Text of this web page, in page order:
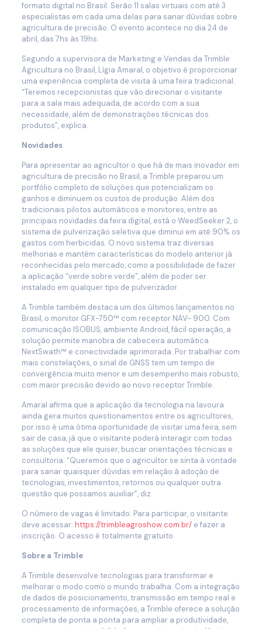
formato digital no Brasil. Serão 11 salas virtuais com até 3
especialistas em cada uma delas para sanar dúvidas sobre
agricultura de precisão. O evento acontece no dia 24 de
abril, das 7hs às 19hs.
Segundo a supervisora de Marketing e Vendas da Trimble
Agricultura no Brasil, Lígia Amaral, o objetivo é proporcionar
uma experiência completa de visita à uma feira tradicional.
“Teremos recepcionistas que vão direcionar o visitante
para a sala mais adequada, de acordo com a sua
necessidade, além de demonstrações técnicas dos
produtos”, explica.
Novidades
Para apresentar ao agricultor o que há de mais inovador em
agricultura de precisão no Brasil, a Trimble preparou um
portfólio completo de soluções que potencializam os
ganhos e diminuem os custos de produção. Além dos
tradicionais pilotos automáticos e monitores, entre as
principais novidades da feira digital, está o WeedSeeker 2, o
sistema de pulverização seletiva que diminui em até 90% os
gastos com herbicidas. O novo sistema traz diversas
melhorias e mantém características do modelo anterior já
reconhecidas pelo mercado, como a possibilidade de fazer
a aplicação “verde sobre verde”, além de poder ser
instalado em qualquer tipo de pulverizador.
A Trimble também destaca um dos últimos lançamentos no
Brasil, o monitor GFX-750™ com receptor NAV- 900. Com
comunicação ISOBUS, ambiente Android, fácil operação, a
solução permite manobra de cabeceira automática
NextSwath™ e conectividade aprimorada. Por trabalhar com
mais constelações, o sinal de GNSS tem um tempo de
convergência muito menor e um desempenho mais robusto,
com maior precisão devido ao novo receptor Trimble.
Amaral afirma que a aplicação da tecnologia na lavoura
ainda gera muitos questionamentos entre os agricultores,
por isso é uma ótima oportunidade de visitar uma feira, sem
sair de casa, já que o visitante poderá interagir com todas
as soluções que ele quiser, buscar orientações técnicas e
consultoria. “Queremos que o agricultor se sinta à vontade
para sanar quaisquer dúvidas em relação à adoção de
tecnologias, investimentos, retornos ou qualquer outra
questão que possamos auxiliar”, diz.
O número de vagas é limitado. Para participar, o visitante
deve acessar: https://trimbleagroshow.com.br/e fazer a
inscrição. O acesso é totalmente gratuito.
Sobre a Trimble
A Trimble desenvolve tecnologias para transformar e
melhorar o modo como o mundo trabalha. Com a integração
de dados de posicionamento, transmissão em tempo real e
processamento de informações, a Trimble oferece a solução
completa de ponta a ponta para ampliar a produtividade,